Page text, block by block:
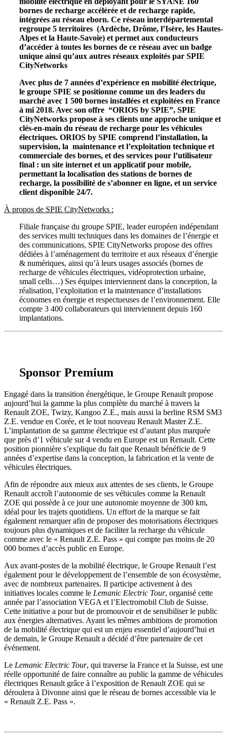
bornes de recharge accélérée et de recharge rapide,
intégrées au réseau eborn. Ce réseau interdépartemental
regroupe 5 territoires (Ardèche, Drôme, l’Isère, les Hautes-
Alpes et la Haute-Savoie) et permet aux conducteurs
d’accéder à toutes les bornes de ce réseau avec un badge
unique ainsi qu’aux autres réseaux exploités par SPIE
CityNetworks
Avec plus de 7 années d’expérience en mobilité électrique,
le groupe SPIE se positionne comme un des leaders du
marché avec 1 500 bornes installées et exploitées en France
à mi 2018. Avec son offre “ORIOS by SPIE”, SPIE
CityNetworks propose à ses clients une approche unique et
clés-en-main du réseau de recharge pour les véhicules
électriques. ORIOS by SPIE comprend l’installation, la
supervision, la maintenance et l’exploitation technique et
commerciale des bornes, et des services pour l’utilisateur
final : un site internet et un applicatif pour mobile,
permettant la localisation des stations de bornes de
recharge, la possibilité de s’abonner en ligne, et un service
client disponible 24/7.
À propos de SPIE CityNetworks :
Filiale française du groupe SPIE, leader européen indépendant
des services multi techniques dans les domaines de l’énergie et
des communications, SPIE CityNetworks propose des offres
dédiées à l’aménagement du territoire et aux réseaux d’énergie
& numériques, ainsi qu’à leurs usages associés (bornes de
recharge de véhicules électriques, vidéoprotection urbaine,
small cells…) Ses équipes interviennent dans la conception, la
réalisation, l’exploitation et la maintenance d’installations
économes en énergie et respectueuses de l’environnement. Elle
compte 3 400 collaborateurs qui interviennent depuis 160
implantations.
Sponsor Premium
Engagé dans la transition énergétique, le Groupe Renault propose
aujourd’hui la gamme la plus complète du marché à travers la
Renault ZOE, Twizy, Kangoo Z.E., mais aussi la berline RSM SM3
Z.E. vendue en Corée, et le tout nouveau Renault Master Z.E.
L’implantation de sa gamme électrique est d’autant plus marquée
que près d’1 véhicule sur 4 vendu en Europe est un Renault. Cette
position pionnière s’explique du fait que Renault bénéficie de 9
années d’expertise dans la conception, la fabrication et la vente de
véhicules électriques.
Afin de répondre aux mieux aux attentes de ses clients, le Groupe
Renault accroît l’autonomie de ses véhicules comme la Renault
ZOE qui possède à ce jour une autonomie moyenne de 300 km,
idéal pour les trajets quotidiens. Un effort de la marque se fait
également remarquer afin de proposer des motorisations électriques
toujours plus dynamiques et de faciliter la recharge du véhicule
comme avec le « Renault Z.E. Pass » qui compte pas moins de 20
000 bornes d’accès public en Europe.
Aux avant-postes de la mobilité électrique, le Groupe Renault l’est
également pour le développement de l’ensemble de son écosystème,
avec de nombreux partenaires. Il participe activement à des
initiatives locales comme le Lemanic Electric Tour, organisé cette
année par l’association VEGA et l’Electromobil Club de Suisse.
Cette initiative a pour but de promouvoir et de sensibiliser le public
aux énergies alternatives. Ayant les mêmes ambitions de promotion
de la mobilité électrique qui est un enjeu essentiel d’aujourd’hui et
de demain, le Groupe Renault a décidé d’être partenaire de cet
événement.
Le Lemanic Electric Tour, qui traverse la France et la Suisse, est une
réelle opportunité de faire connaître au public la gamme de véhicules
électriques Renault grâce à l’exposition de Renault ZOE qui se
déroulera à Divonne ainsi que le réseau de bornes accessible via le
« Renault Z.E. Pass ».